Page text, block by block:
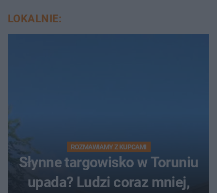
LOKALNIE:
ROZMAWIAMY Z KUPCAMI
Słynne targowisko w Toruniu
upada? Ludzi coraz mniej,